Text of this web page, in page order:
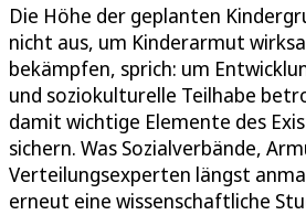
Die Höhe der geplanten
nicht aus, um Kinderarmut
bekämpfen, sprich: um
und soziokulturelle Teilhabe
damit wichtige Elemente des
sichern. Was Sozialverbände,
Verteilungsexperten längst
erneut eine wissenschaftliche